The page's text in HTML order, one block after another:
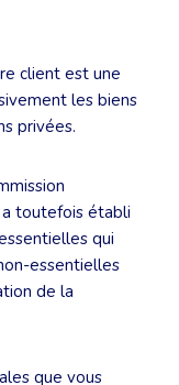
client est une
les biens
privées.
toutefois établi
qui
essentielles
de la
que vous